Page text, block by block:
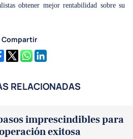
obtener mejor rentabilidad sobre su
Compartir
RELACIONADAS
imprescindibles para
exitosa